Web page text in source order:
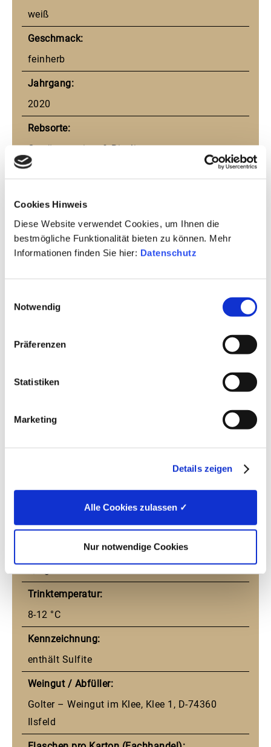
Cookies Hinweis
Diese Website verwendet Cookies, um Ihnen die
bestmögliche Funktionalität bieten zu können. Mehr
Informationen finden Sie hier: Datenschutz
Notwendig
Präferenzen
Statistiken
Marketing
Details zeigen
Alle Cookies zulassen ✓
Nur notwendige Cookies
weiß
Geschmack:
feinherb
Jahrgang:
2020
Rebsorte:
Gewürztraminer & Riesling
Passt zu:
Asiatische Küche, intensiv mariniertes Geflügel
und Schwein, Dessert
Land:
Deutschland
Württemberg
Klassifizierung:
14 g/l
Trinktemperatur:
8-12 °C
Kennzeichnung:
enthält Sulfite
Weingut / Abfüller:
Golter – Weingut im Klee, Klee 1, D-74360
Ilsfeld